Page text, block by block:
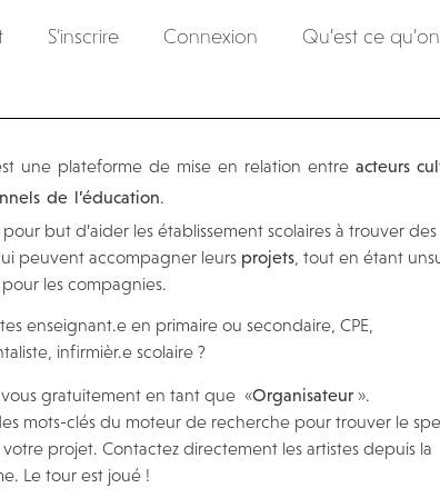
S’inscrire Connexion Qu’est ce
une plateforme de mise en relation entre acteurs
de l’éducation.
but d’aider les établissement scolaires à trouver des
peuvent accompagner leurs projets, tout en étant
les compagnies.
enseignant.e en primaire ou secondaire, CPE,
infirmièr.e scolaire ?
vous gratuitement en tant que «Organisateur ».
mots-clés du moteur de recherche pour trouver le
projet. Contactez directement les artistes depuis la
Le tour est joué !